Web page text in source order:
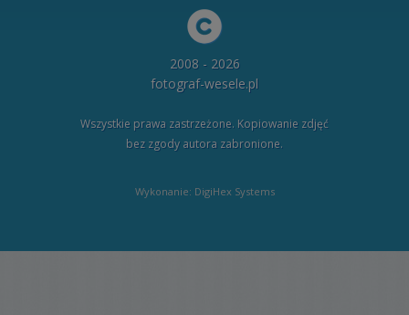
2008 - 2026
fotograf-wesele.pl
Wszystkie prawa zastrzeżone. Kopiowanie zdjęć
bez zgody autora zabronione.
Wykonanie: DigiHex Systems